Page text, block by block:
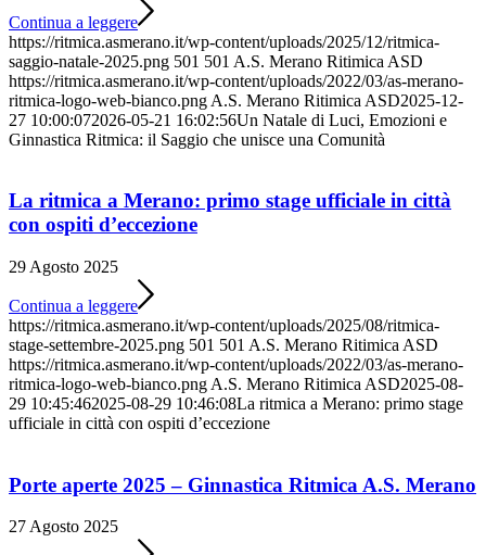
Continua a leggere
https://ritmica.asmerano.it/wp-content/uploads/2025/12/ritmica-
saggio-natale-2025.png 501 501 A.S. Merano Ritimica ASD
https://ritmica.asmerano.it/wp-content/uploads/2022/03/as-merano-
ritmica-logo-web-bianco.png A.S. Merano Ritimica ASD2025-12-
27 10:00:072026-05-21 16:02:56Un Natale di Luci, Emozioni e
Ginnastica Ritmica: il Saggio che unisce una Comunità
La ritmica a Merano: primo stage ufficiale in città
con ospiti d’eccezione
29 Agosto 2025
Continua a leggere
https://ritmica.asmerano.it/wp-content/uploads/2025/08/ritmica-
stage-settembre-2025.png 501 501 A.S. Merano Ritimica ASD
https://ritmica.asmerano.it/wp-content/uploads/2022/03/as-merano-
ritmica-logo-web-bianco.png A.S. Merano Ritimica ASD2025-08-
29 10:45:462025-08-29 10:46:08La ritmica a Merano: primo stage
ufficiale in città con ospiti d’eccezione
Porte aperte 2025 – Ginnastica Ritmica A.S. Merano
27 Agosto 2025